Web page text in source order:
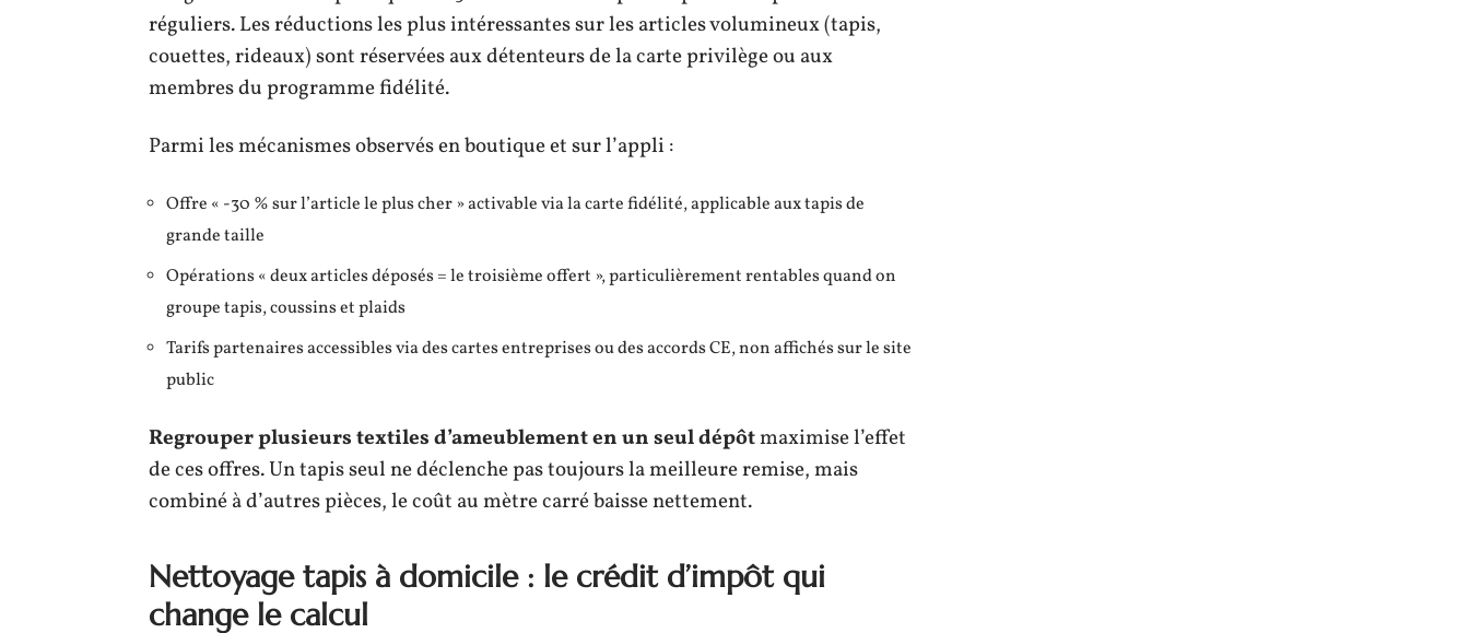
réguliers. Les réductions les plus intéressantes sur les articles volumineux (tapis,
couettes, rideaux) sont réservées aux détenteurs de la carte privilège ou aux
membres du programme fidélité.
Parmi les mécanismes observés en boutique et sur l’appli :
Offre « -30 % sur l’article le plus cher » activable via la carte fidélité, applicable aux tapis de
grande taille
Opérations « deux articles déposés = le troisième offert », particulièrement rentables quand on
groupe tapis, coussins et plaids
Tarifs partenaires accessibles via des cartes entreprises ou des accords CE, non affichés sur le site
public
Regrouper plusieurs textiles d’ameublement en un seul dépôtmaximise l’effet
de ces offres. Un tapis seul ne déclenche pas toujours la meilleure remise, mais
combiné à d’autres pièces, le coût au mètre carré baisse nettement.
Nettoyage tapis à domicile : le crédit d’impôt qui
change le calcul